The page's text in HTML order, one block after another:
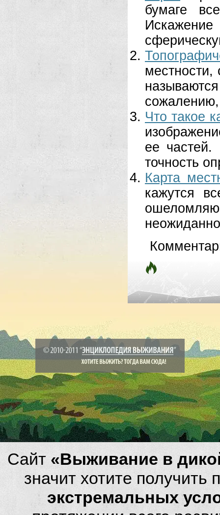
бумаге
Что такое
ее частей.
точность
Карта
кажутся
Сайт «Выживание в
значит хотите
экстремальных